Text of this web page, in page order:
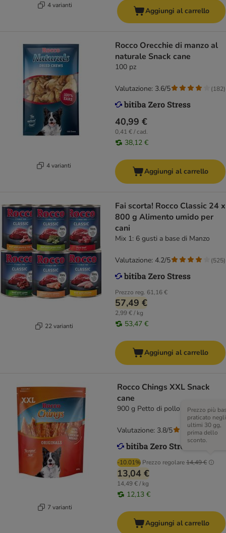
4 varianti
Aggiungi al carrello
4 varianti
Rocco Orecchie di manzo al
naturale Snack cane
100 pz
40,99 €
0,41 € / cad.
38,12 €
Valutazione: 3.6/5 (182)
Aggiungi al carrello
22 varianti
Fai scorta! Rocco Classic 24 x
800 g Alimento umido per
cani
Mix 1: 6 gusti a base di Manzo
Prezzo reg. 61,16 €
57,49 €
2,99 € / kg
53,47 €
Valutazione: 4.2/5 (525)
Aggiungi al carrello
7 varianti
Rocco Chings XXL Snack
cane
900 g Petto di pollo essiccato
-10.01% Prezzo regolare14,49 €
Prezzo più
praticato negli
ultimi 30 gg,
prima dello
sconto.
13,04 €
14,49 € / kg
12,13 €
Valutazione: 3.8/5 (77
Aggiungi al carrello